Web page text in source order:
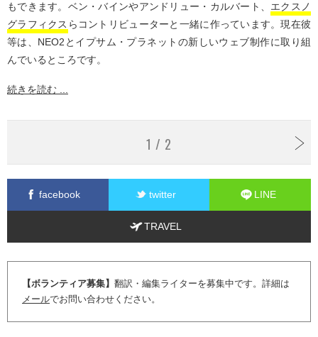
もできます。ベン・バインやアンドリュー・カルバート、 エクスノ
グラフィクス らコントリビューターと一緒に作っています。現在彼
等は、NEO2とイプサム・プラネットの新しいウェブ制作に取り組
んでいるところです。
続きを読む ...
1 / 2
facebook twitter LINE
TRAVEL
【ボランティア募集】 翻訳・編集ライターを募集中です。詳細は
メールでお問い合わせください。